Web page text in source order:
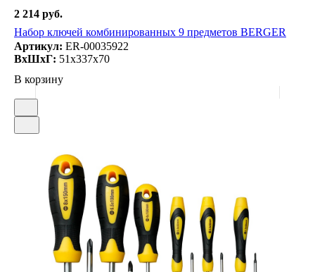
2 214 руб.
Набор ключей комбинированных 9 предметов BERGER
Артикул: ER-00035922
ВxШxГ: 51x337x70
В корзину